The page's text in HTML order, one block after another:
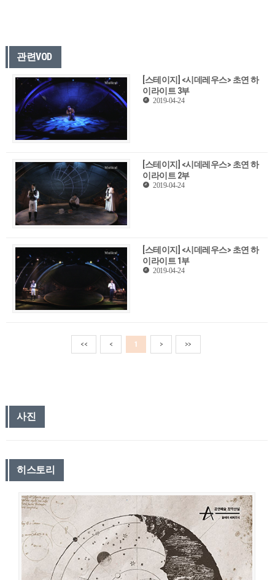
관련VOD
[스테이지] <시데레우스> 초연 하
이라이트 3부
2019-04-24
[스테이지] <시데레우스> 초연 하
이라이트 2부
2019-04-24
[스테이지] <시데레우스> 초연 하
이라이트 1부
2019-04-24
<< < 1 > >>
사진
히스토리